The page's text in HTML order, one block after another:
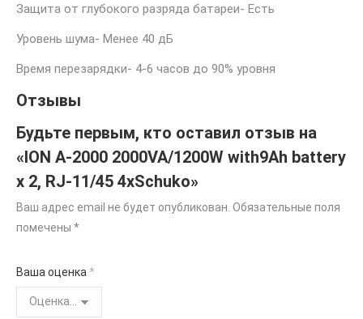
Защита от глубокого разряда батареи- Есть
Уровень шума- Менее 40 дБ
Время перезарядки- 4-6 часов до 90% уровня
Отзывы
Будьте первым, кто оставил отзыв на
«ION A-2000 2000VA/1200W with9Ah battery
х 2, RJ-11/45 4xSchuko»
Ваш адрес email не будет опубликован. Обязательные поля
помечены *
Ваша оценка *